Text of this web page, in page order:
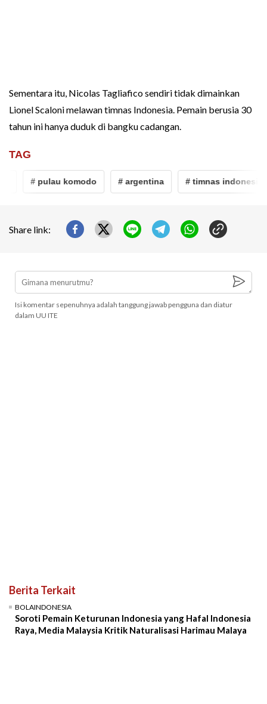
Sementara itu, Nicolas Tagliafico sendiri tidak dimainkan
Lionel Scaloni melawan timnas Indonesia. Pemain berusia 30
tahun ini hanya duduk di bangku cadangan.
TAG
# pulau komodo # argentina # timnas indonesia
Share link:
Isi komentar sepenuhnya adalah tanggung jawab pengguna dan diatur
dalam UU ITE
Berita Terkait
BOLAINDONESIA
Soroti Pemain Keturunan Indonesia yang Hafal Indonesia
Raya, Media Malaysia Kritik Naturalisasi Harimau Malaya